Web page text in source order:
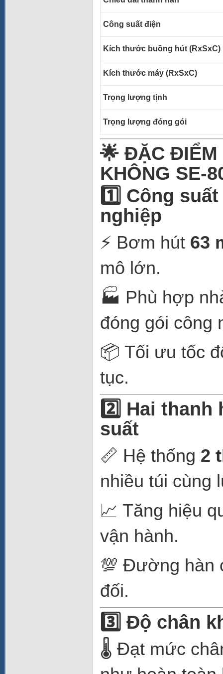
Công suất điện
Kích thước buồng hút (RxSxC)
Kích thước máy (RxSxC)
Trọng lượng tịnh
Trọng lượng đóng gói
🌟 ĐẶC ĐIỂM
KHÔNG SE-
1️⃣ Công
nghiệp
⚡ Bơm hút 63
mô lớn.
🏭 Phù hợp
đóng gói công
📦 Tối ưu tốc
tục.
2️⃣ Hai thanh
suất
📏 Hệ thống 2
nhiều túi cùng
📈 Tăng hiệu
vận hành.
💯 Đường hàn
đối.
3️⃣ Độ chân
🌡️ Đạt mức